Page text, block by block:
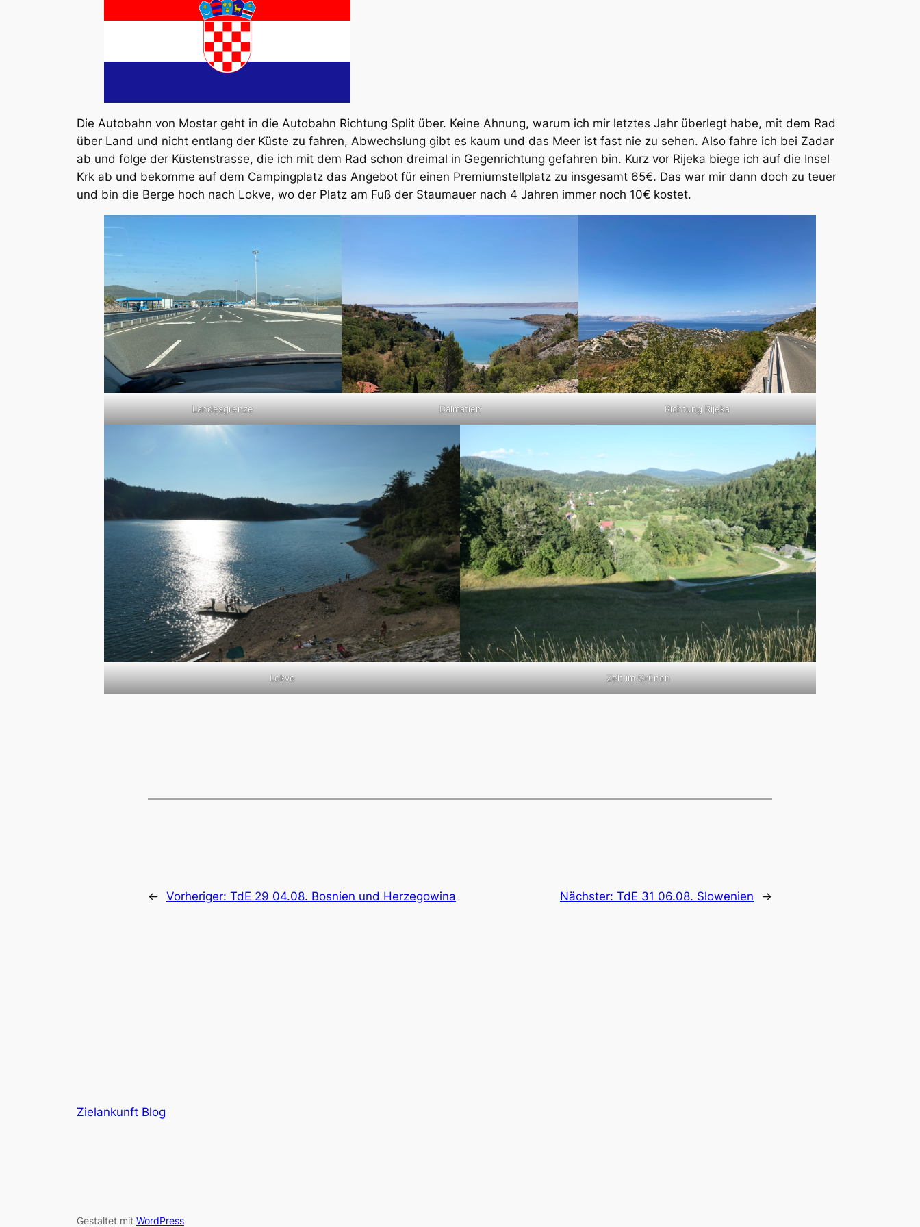
Die Autobahn von Mostar geht in die Autobahn Richtung Split über. Keine Ahnung, warum ich mir letztes Jahr überlegt habe, mit dem Rad
über Land und nicht entlang der Küste zu fahren, Abwechslung gibt es kaum und das Meer ist fast nie zu sehen. Also fahre ich bei Zadar
ab und folge der Küstenstrasse, die ich mit dem Rad schon dreimal in Gegenrichtung gefahren bin. Kurz vor Rijeka biege ich auf die Insel
Krk ab und bekomme auf dem Campingplatz das Angebot für einen Premiumstellplatz zu insgesamt 65€. Das war mir dann doch zu teuer
und bin die Berge hoch nach Lokve, wo der Platz am Fuß der Staumauer nach 4 Jahren immer noch 10€ kostet.
Landesgrenze Dalmatien Richtung Rijeka
Lokve Zelt im Grünen
← Vorheriger: TdE 29 04.08. Bosnien und Herzegowina Nächster: TdE 31 06.08. Slowenien →
Zielankunft Blog
Gestaltet mit WordPress